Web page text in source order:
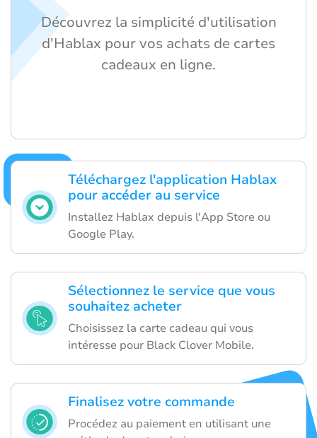
Téléchargez l'application Hablax
pour accéder au service
Installez Hablax depuis l'App Store ou
Google Play.
Sélectionnez le service que vous
souhaitez acheter
Choisissez la carte cadeau qui vous
intéresse pour Black Clover Mobile.
Finalisez votre commande
Procédez au paiement en utilisant une
Découvrez la simplicité d'utilisation
d'Hablax pour vos achats de cartes
cadeaux en ligne.